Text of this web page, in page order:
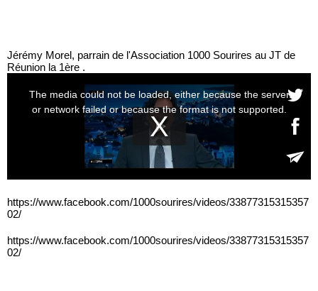
Jérémy Morel, parrain de l'Association 1000 Sourires au JT de
Réunion la 1ère .
https://www.facebook.com/1000sourires/videos/33877315315357
02/
https://www.facebook.com/1000sourires/videos/33877315315357
02/